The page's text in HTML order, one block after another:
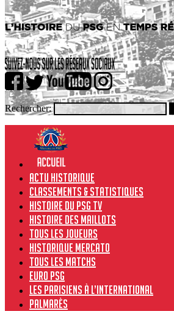
Rechercher:
Actu historique
Classements & Statistiques
Histoire du PSG TV
Histoire des maillots
Tous les joueurs
Historique Mercato
Tous les matchs
Euro PSG
Les Parisiens à l’international
Palmarès